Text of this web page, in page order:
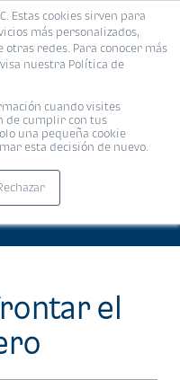
Estas cookies sirven para
más personalizados,
redes. Para conocer más
nuestra Política de
cuando visites
de cumplir con tus
una pequeña cookie
esta decisión de nuevo.
MENÚ
el